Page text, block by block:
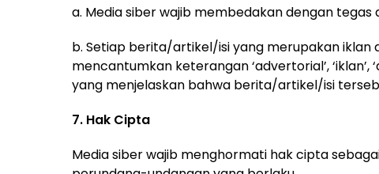
a. Media siber wajib membedakan dengan
b. Setiap berita/artikel/isi yang merupakan iklan
mencantumkan keterangan ‘advertorial’, ‘iklan’,
yang menjelaskan bahwa berita/artikel/isi
7. Hak Cipta
Media siber wajib menghormati hak cipta